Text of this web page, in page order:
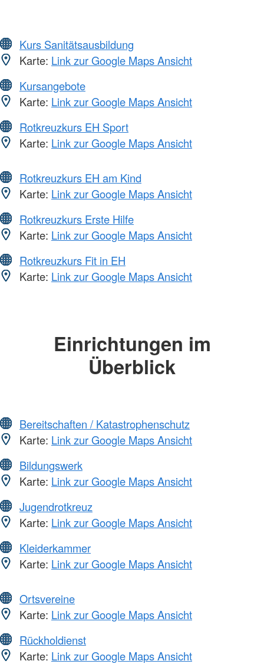
Kurs Sanitätsausbildung
Karte: Link zur Google Maps Ansicht
Kursangebote
Karte: Link zur Google Maps Ansicht
Rotkreuzkurs EH Sport
Karte: Link zur Google Maps Ansicht
Rotkreuzkurs EH am Kind
Karte: Link zur Google Maps Ansicht
Rotkreuzkurs Erste Hilfe
Karte: Link zur Google Maps Ansicht
Rotkreuzkurs Fit in EH
Karte: Link zur Google Maps Ansicht
Einrichtungen im
Überblick
Bereitschaften / Katastrophenschutz
Karte: Link zur Google Maps Ansicht
Bildungswerk
Karte: Link zur Google Maps Ansicht
Jugendrotkreuz
Karte: Link zur Google Maps Ansicht
Kleiderkammer
Karte: Link zur Google Maps Ansicht
Ortsvereine
Karte: Link zur Google Maps Ansicht
Rückholdienst
Karte: Link zur Google Maps Ansicht